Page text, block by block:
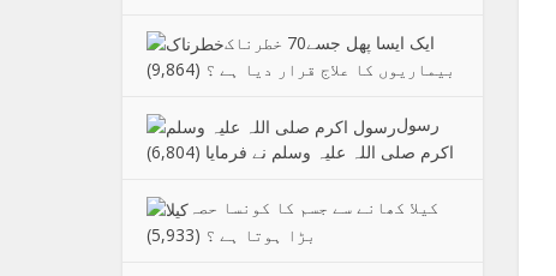
ایک ایسا پھل جسے70 خطرناک
بیماریوں کا علاج قرار دیا ہے ؟ (9,864)
رسول
اکرم صلی اللہ علیہ وسلم نے فرمایا (6,804)
کیلا کھانے سے جسم کا کونسا حصہ
بڑا ہوتا ہے ؟ (5,933)